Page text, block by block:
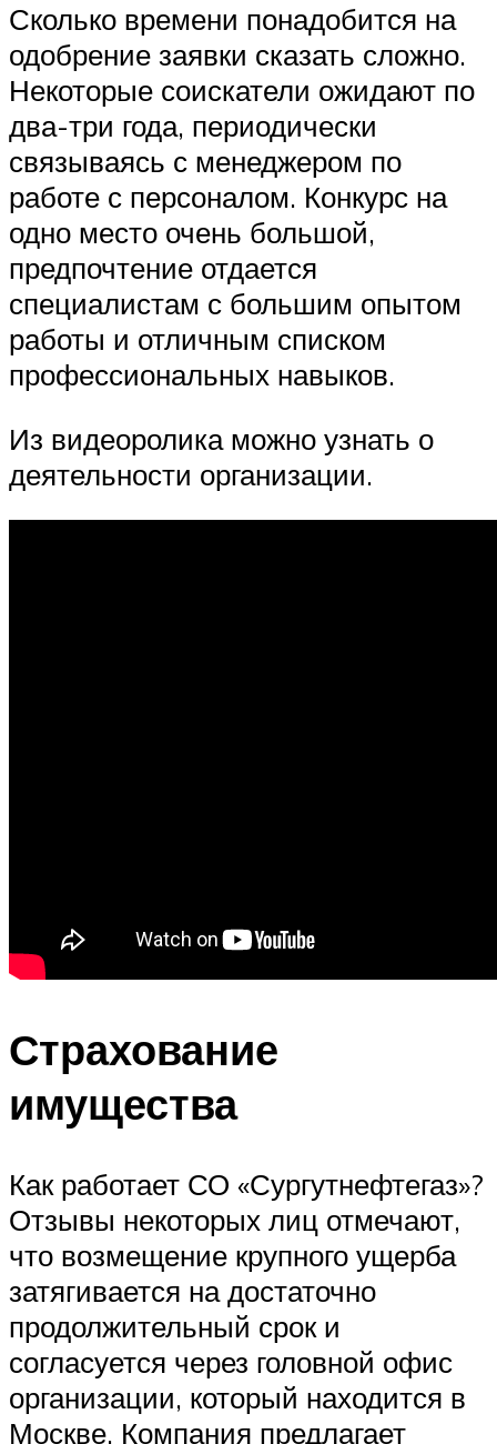
Сколько времени понадобится на
одобрение заявки сказать сложно.
Некоторые соискатели ожидают по
два-три года, периодически
связываясь с менеджером по
работе с персоналом. Конкурс на
одно место очень большой,
предпочтение отдается
специалистам с большим опытом
работы и отличным списком
профессиональных навыков.
Из видеоролика можно узнать о
деятельности организации.
Страхование
имущества
Как работает СО «Сургутнефтегаз»?
Отзывы некоторых лиц отмечают,
что возмещение крупного ущерба
затягивается на достаточно
продолжительный срок и
согласуется через головной офис
организации, который находится в
Москве. Компания предлагает